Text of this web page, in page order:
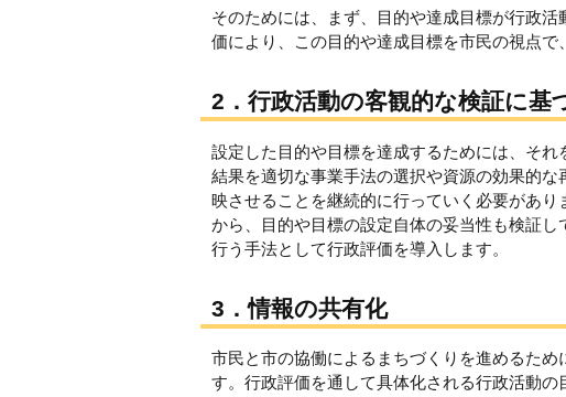
そのためには、まず、目的や達成目標が行政
価により、この目的や達成目標を市民の視点で
2．行政活動の客観的な検証に基
設定した目的や目標を達成するためには、そ
結果を適切な事業手法の選択や資源の効果的
映させることを継続的に行っていく必要があ
から、目的や目標の設定自体の妥当性も検証
行う手法として行政評価を導入します。
3．情報の共有化
市民と市の協働によるまちづくりを進めるた
す。行政評価を通して具体化される行政活動